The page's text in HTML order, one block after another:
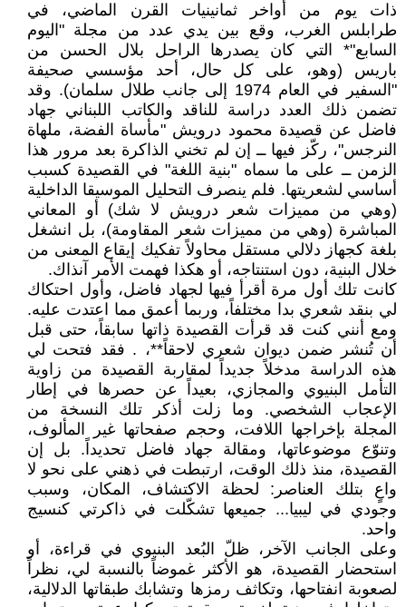
ذات يوم من أواخر ثمانينيات القرن الماضي، في
طرابلس الغرب، وقع بين يدي عدد من مجلة "اليوم
السابع"* التي كان يصدرها الراحل بلال الحسن من
باريس (وهو، على كل حال، أحد مؤسسي صحيفة
"السفير في العام 1974 إلى جانب طلال سلمان). وقد
تضمن ذلك العدد دراسة للناقد والكاتب اللبناني جهاد
فاضل عن قصيدة محمود درويش "مأساة الفضة، ملهاة
النرجس"، ركّز فيها ــ إن لم تخني الذاكرة بعد مرور هذا
الزمن ــ على ما سماه "بنية اللغة" في القصيدة كسبب
أساسي لشعريتها. فلم ينصرف التحليل الموسيقا الداخلية
(وهي من مميزات شعر درويش لا شك) أو المعاني
المباشرة (وهي من مميزات شعر المقاومة)، بل انشغل
بلغة كجهاز دلالي مستقل محاولاً تفكيك إيقاع المعنى من
خلال البنية، دون استنتاجه، أو هكذا فهمت الأمر آنذاك.
كانت تلك أول مرة أقرأ فيها لجهاد فاضل، وأول احتكاك
لي بنقد شعري بدا مختلفاً، وربما أعمق مما اعتدت عليه.
ومع أنني كنت قد قرأت القصيدة ذاتها سابقاً، حتى قبل
أن تُنشر ضمن ديوان شعري لاحقاً**، . فقد فتحت لي
هذه الدراسة مدخلاً جديداً لمقاربة القصيدة من زاوية
التأمل البنيوي والمجازي، بعيداً عن حصرها في إطار
الإعجاب الشخصي. وما زلت أذكر تلك النسخة من
المجلة بإخراجها اللافت، وحجم صفحاتها غير المألوف،
وتنوّع موضوعاتها، ومقالة جهاد فاضل تحديداً. بل إن
القصيدة، منذ ذلك الوقت، ارتبطت في ذهني على نحو لا
واعٍ بتلك العناصر: لحظة الاكتشاف، المكان، وسبب
وجودي في ليبيا... جميعها تشكّلت في ذاكرتي كنسيج
واحد.
وعلى الجانب الآخر، ظلّ البُعد البنيوي في قراءة، أو
استحضار القصيدة، هو الأكثر غموضاً بالنسبة لي، نظراً
لصعوبة انفتاحها، وتكاثف رمزها وتشابك طبقاتها الدلالية،